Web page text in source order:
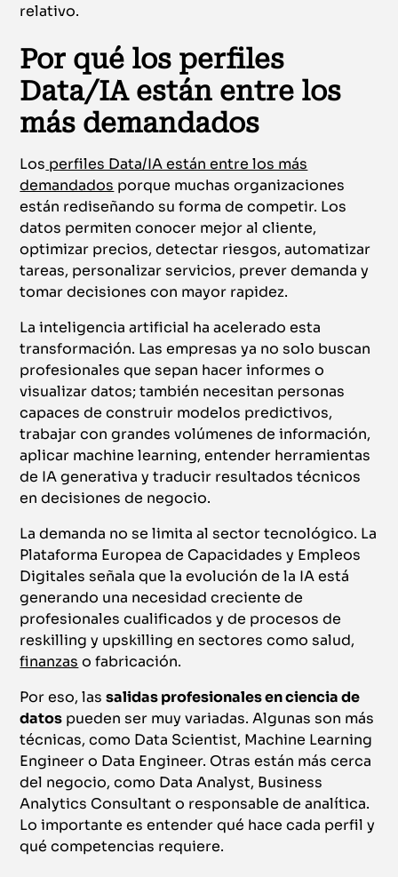
relativo.
Por qué los perfiles
Data/IA están entre los
más demandados
Los perfiles Data/IA están entre los más
demandados porque muchas organizaciones
están rediseñando su forma de competir. Los
datos permiten conocer mejor al cliente,
optimizar precios, detectar riesgos, automatizar
tareas, personalizar servicios, prever demanda y
tomar decisiones con mayor rapidez.
La inteligencia artificial ha acelerado esta
transformación. Las empresas ya no solo buscan
profesionales que sepan hacer informes o
visualizar datos; también necesitan personas
capaces de construir modelos predictivos,
trabajar con grandes volúmenes de información,
aplicar machine learning, entender herramientas
de IA generativa y traducir resultados técnicos
en decisiones de negocio.
La demanda no se limita al sector tecnológico. La
Plataforma Europea de Capacidades y Empleos
Digitales señala que la evolución de la IA está
generando una necesidad creciente de
profesionales cualificados y de procesos de
reskilling y upskilling en sectores como salud,
finanzas o fabricación.
Por eso, lassalidas profesionales en ciencia de
datos pueden ser muy variadas. Algunas son más
técnicas, como Data Scientist, Machine Learning
Engineer o Data Engineer. Otras están más cerca
del negocio, como Data Analyst, Business
Analytics Consultant o responsable de analítica.
Lo importante es entender qué hace cada perfil y
qué competencias requiere.